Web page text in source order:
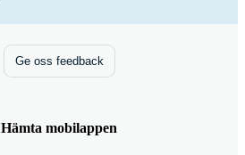
Ge oss feedback
Hämta mobilappen